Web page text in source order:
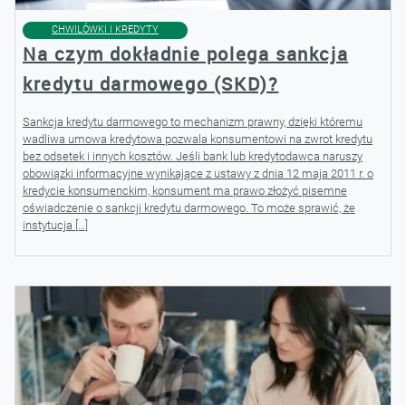
CHWILÓWKI I KREDYTY
Na czym dokładnie polega sankcja
kredytu darmowego (SKD)?
Sankcja kredytu darmowego to mechanizm prawny, dzięki któremu
wadliwa umowa kredytowa pozwala konsumentowi na zwrot kredytu
bez odsetek i innych kosztów. Jeśli bank lub kredytodawca naruszy
obowiązki informacyjne wynikające z ustawy z dnia 12 maja 2011 r. o
kredycie konsumenckim, konsument ma prawo złożyć pisemne
oświadczenie o sankcji kredytu darmowego. To może sprawić, że
instytucja […]